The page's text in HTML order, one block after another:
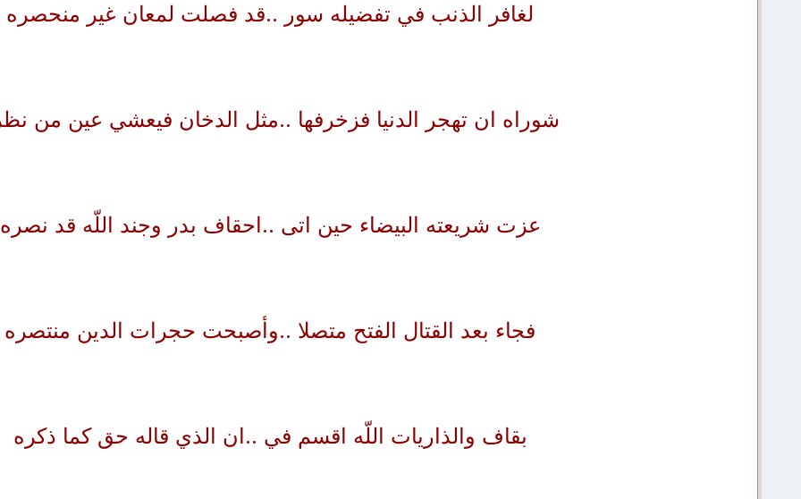
لغافر الذنب في تفضيله سور ..قد فصلت لمعان غير منحصره
شوراه ان تهجر الدنيا فزخرفها ..مثل الدخان فيعشي عين من
عزت شريعته البيضاء حين اتى ..احقاف بدر وجند اللّه قد نصره
فجاء بعد القتال الفتح متصلا ..وأصبحت حجرات الدين منتصره
بقاف والذاريات اللّه اقسم في ..ان الذي قاله حق كما ذكره